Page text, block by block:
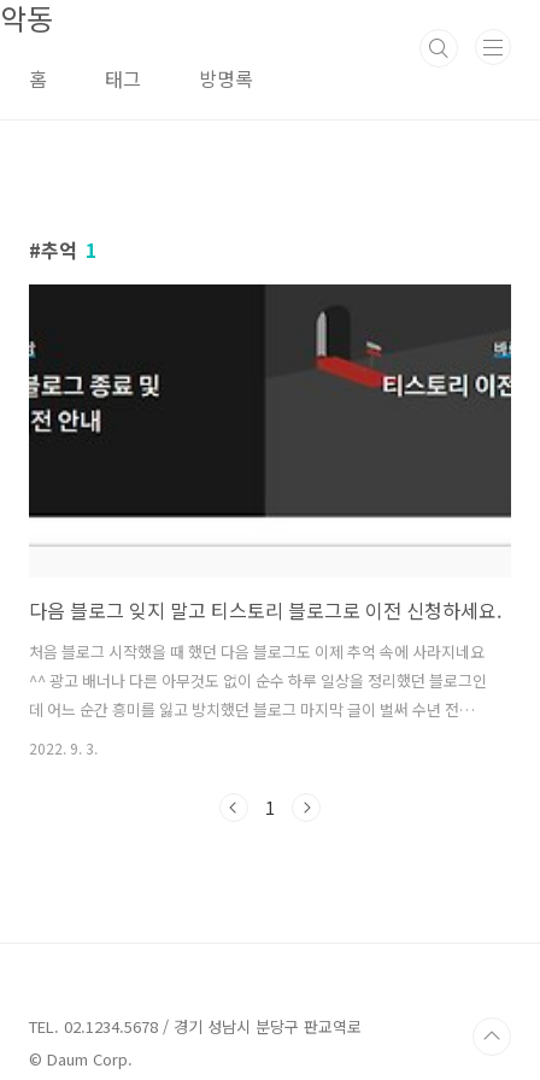
본문 바로가기
악동
홈 태그 방명록
추억 1
다음 블로그 잊지 말고 티스토리 블로그로 이전 신청하세요.
처음 블로그 시작했을 때 했던 다음 블로그도 이제 추억 속에 사라지네요
^^ 광고 배너나 다른 아무것도 없이 순수 하루 일상을 정리했던 블로그인
데 어느 순간 흥미를 잃고 방치했던 블로그 마지막 글이 벌써 수년 전이
네요. 다음 아이다가 예전에는 여러 개를 만들었던 것 같은데 지금은 메
로 접속하신 후 신청하시면 됩니다. 9월 30일 서비스 종료 전까지 기존
2022. 9. 3.
1
TEL. 02.1234.5678 / 경기 성남시 분당구 판교역로
© Daum Corp.